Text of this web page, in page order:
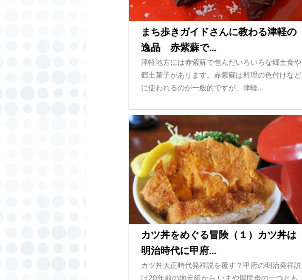
まち歩きガイドさんに教わる津軽の
逸品 赤紫蘇で...
津軽地方には赤紫蘇で包んだいろいろな郷土食や
郷土菓子があります。赤紫蘇は料理の色付けなど
に使われるのが一般的ですが、津軽…
カツ丼をめぐる冒険（１）カツ丼は
明治時代に甲府...
カツ丼大正時代発祥説を覆す？甲府の明治発祥説
は20年前の地元紙から いまや国民食の一つとも